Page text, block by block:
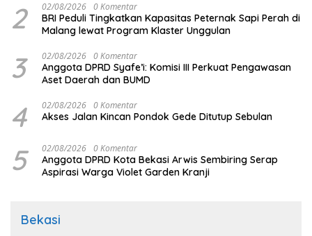
2 02/08/2026 0 Komentar
BRI Peduli Tingkatkan Kapasitas Peternak Sapi Perah di
Malang lewat Program Klaster Unggulan
3 02/08/2026 0 Komentar
Anggota DPRD Syafe’i: Komisi III Perkuat Pengawasan
Aset Daerah dan BUMD
4 02/08/2026 0 Komentar
Akses Jalan Kincan Pondok Gede Ditutup Sebulan
5 02/08/2026 0 Komentar
Anggota DPRD Kota Bekasi Arwis Sembiring Serap
Aspirasi Warga Violet Garden Kranji
Bekasi